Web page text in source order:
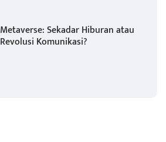
Metaverse: Sekadar Hiburan atau
Revolusi Komunikasi?